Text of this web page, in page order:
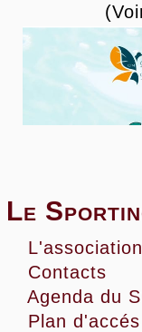
Le
L'association
Contacts
Agenda du
Plan d'accés